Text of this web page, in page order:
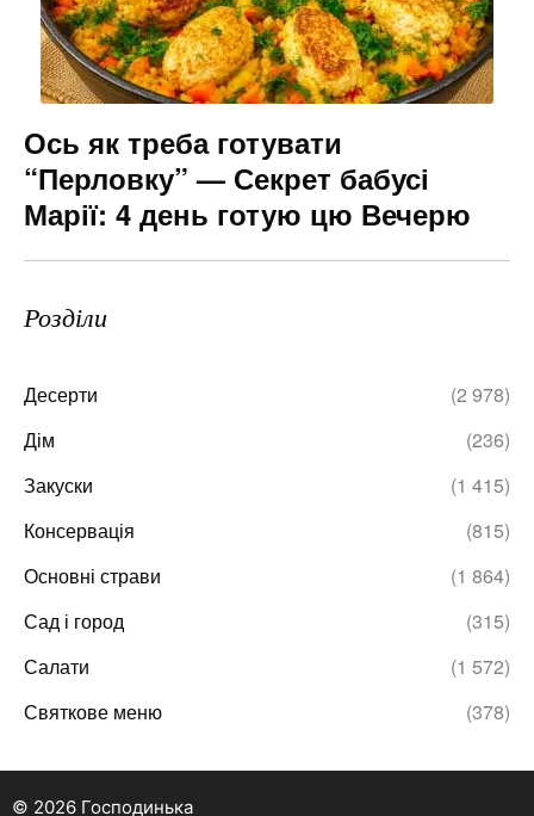
Ось як треба готувати
“Перловку” — Секрет бабусі
Марії: 4 день готую цю Вечерю
Розділи
Десерти
(2 978)
Дім
(236)
Закуски
(1 415)
Консервація
(815)
Основні страви
(1 864)
Сад і город
(315)
Салати
(1 572)
Святкове меню
(378)
© 2026 Господинька